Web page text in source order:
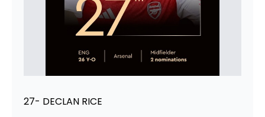
27- DECLAN RICE